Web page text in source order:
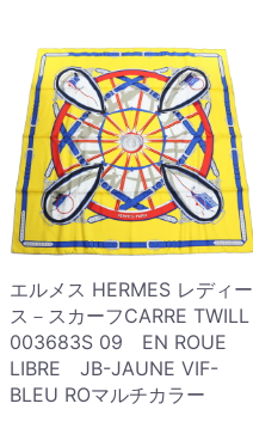
エルメス HERMES レディー
ス－スカーフCARRE TWILL
003683S 09 EN ROUE
LIBRE JB-JAUNE VIF-
BLEU ROマルチカラー